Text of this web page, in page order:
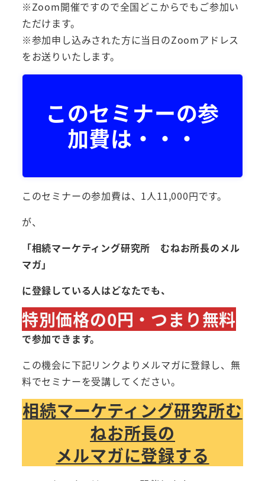
※Zoom開催ですので全国どこからでもご参加い
ただけます。
※参加申し込みされた方に当日のZoomアドレス
をお送りいたします。
このセミナーの参
加費は・・・
このセミナーの参加費は、1人11,000円です。
が、
「相続マーケティング研究所 むねお所長のメル
マガ」
に登録している人はどなたでも、
特別価格の0円・つまり無料
で参加できます。
この機会に下記リンクよりメルマガに登録し、無
料でセミナーを受講してください。
相続マーケティング研究所む
ねお所長の
メルマガに登録する